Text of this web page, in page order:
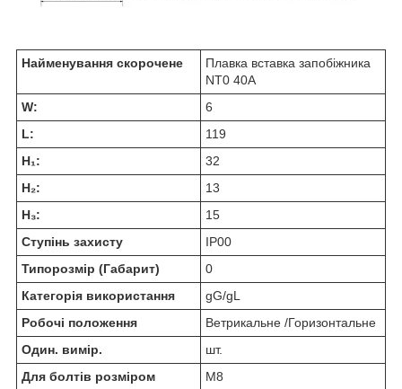
Найменування скорочене
Плавка вставка запобіжника
NT0 40А
W:
6
L:
119
H₁:
32
H₂:
13
H₃:
15
Ступінь захисту
IP00
Типорозмір (Габарит)
0
Категорія використання
gG/gL
Робочі положення
Ветрикальне /Горизонтальне
Один. вимір.
шт.
Для болтів розміром
М8